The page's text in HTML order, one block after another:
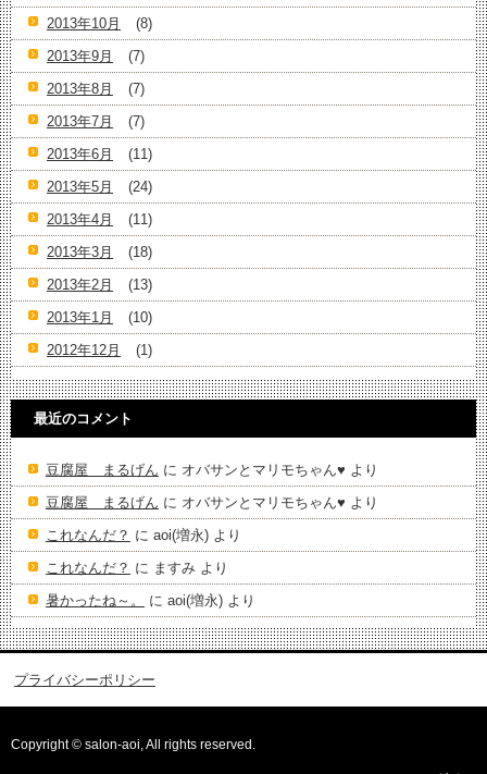
2013年10月
(8)
2013年9月
(7)
2013年8月
(7)
2013年7月
(7)
2013年6月
(11)
2013年5月
(24)
2013年4月
(11)
2013年3月
(18)
2013年2月
(13)
2013年1月
(10)
2012年12月
(1)
最近のコメント
豆腐屋 まるげん に オバサンとマリモちゃん♥️ より
豆腐屋 まるげん に オバサンとマリモちゃん♥️ より
これなんだ？ に aoi(増永) より
これなんだ？ に ますみ より
暑かったね～。
に aoi(増永) より
プライバシーポリシー
Copyright © salon-aoi, All rights reserved.